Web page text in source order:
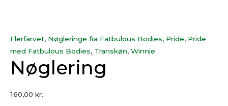
Flerfarvet, Nøgleringe fra Fatbulous Bodies, Pride, Pride
med Fatbulous Bodies, Transkøn, Winnie
Nøglering
160,00 kr.